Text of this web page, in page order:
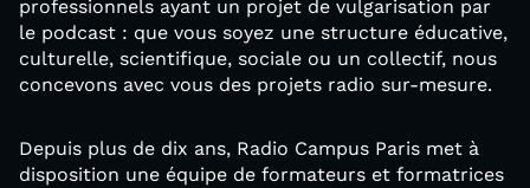
professionnels ayant un projet de vulgarisation par
le podcast : que vous soyez une structure éducative,
culturelle, scientifique, sociale ou un collectif, nous
concevons avec vous des projets radio sur-mesure.
Depuis plus de dix ans, Radio Campus Paris met à
disposition une équipe de formateurs et formatrices